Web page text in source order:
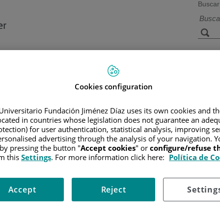
Buscar
Instalaciones y
tecnología
/INFORMACIÓN Y SOPORTE AL PACIENTE/TIPOS DE
DE CÉLULAS B/LINFOMA DE BURKITT (LB)/
Cookies configuration
Fundación Jiménez Díaz uses its own cookies and
in countries whose legislation does not guarantee an
for user authentication, statistical analysis, improving
advertising through the analysis of your navigation.
pressing the button "Accept cookies" or configure/refuse
thisSettings. For more information click here: Política de
Reject
Accept